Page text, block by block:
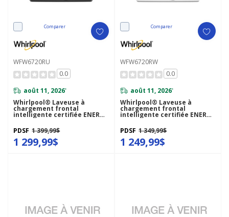
Comparer
WFW6720RU
0.0
août 11, 2026*
Whirlpool® Laveuse à
chargement frontal
intelligente certifiée ENERGY
STAR® avec système de
ventilation FreshFlow™ et
technologie de lavage
intelligent de 5.8 pi cu C.E.I.
WFW6720RU
PDSF 1 399,99$
1 299,99$
Comparer
WFW6720RW
0.0
août 11, 2026*
Whirlpool® Laveuse à
chargement frontal
intelligente certifiée ENERGY
STAR® avec système de
ventilation FreshFlow™ et
technologie de lavage
intelligent de 5.8 pi cu C.E.I.
WFW6720RW
PDSF 1 349,99$
1 249,99$